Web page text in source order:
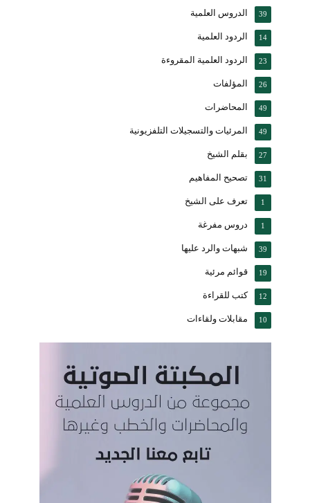
الدروس العلمية 39
الردود العلمية 14
الردود العلمية المقروءة 23
المؤلفات 26
المحاضرات 49
المرئيات والتسجيلات التلفزيونية 49
بقلم الشيخ 27
تصحيح المفاهيم 31
تعرف على الشيخ 1
دروس مفرغة 1
شبهات والرد عليها 39
قوائم مرئية 19
كتب للقراءة 12
مقابلات ولقاءات 10